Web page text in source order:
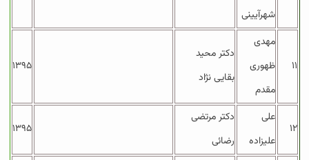
شهرآیینی
۱۱
مهدی
ظهوری
مقدم
دکتر محید
بقایی نژاد
۱۳۹۵
۱۲
علی
علیزاده
دکتر مرتضی
رضائی
۱۳۹۵